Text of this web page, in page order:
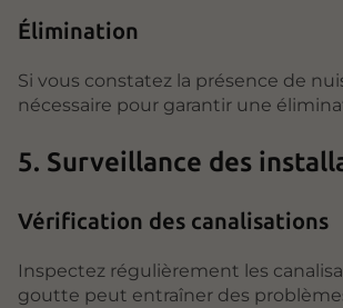
Élimination
Si vous constatez la présence de
nécessaire pour garantir une
5. Surveillance des
Vérification des canalisations
Inspectez régulièrement les
goutte peut entraîner des